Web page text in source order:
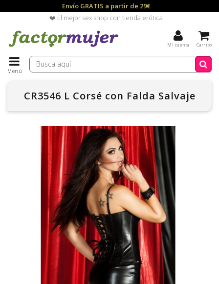
Envío GRATIS a partir de 29€
❤️ El mejor sex shop con tienda erótica
Carrito
Mi cuenta
Menú
CR3546 L Corsé con Falda Salvaje